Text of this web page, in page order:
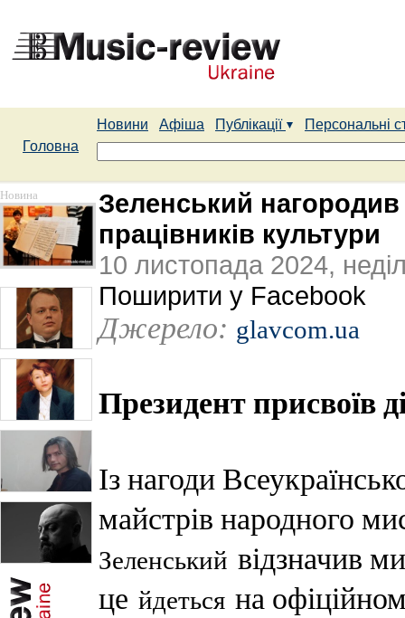
Новини Афіша Публікації
Персональні
Головна
Новина
Зеленський нагородив
працівників культури
10 листопада 2024,
Поширити у Facebook
Джерело: glavcom.ua
Президент присвоїв
Із нагоди
майстрів народного
Зеленський відзначив
це йдеться на